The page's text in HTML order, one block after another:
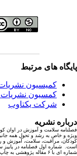
های مرتبط
کمیسیون نشریات
کمسیون نشریات
شرکت یکتاوب
نشریه
سلامت و آموزش در اوان
و خاص به رشد و تحول همه جانبه
مراقبت، سلامت، آموزش و
۶ مقاله پژوهشی به چاپ رسیده است.